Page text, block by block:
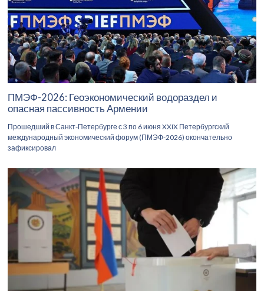
ПМЭФ-2026: Геоэкономический водораздел и
опасная пассивность Армении
Прошедший в Санкт-Петербурге с 3 по 6 июня XXIX Петербургский
международный экономический форум (ПМЭФ-2026) окончательно
зафиксировал